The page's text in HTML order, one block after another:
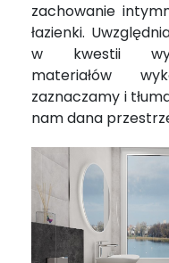
zachowanie
łazienki.
w kwestii
materiałów
zaznaczamy i
nam dana